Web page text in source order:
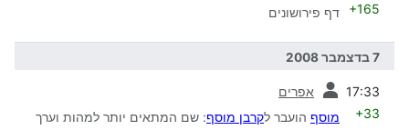
+165 דף פירושונים
7 בדצמבר 2008
17:33 אפרים
+33 מוסף הועבר לקרבן מוסף: שם המתאים יותר למהות וערך